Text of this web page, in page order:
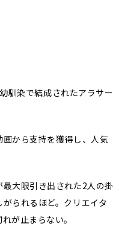
馴染で結成されたアラサー
から支持を獲得し、人気
大限引き出された2人の掛
られるほど。クリエイタ
が止まらない。